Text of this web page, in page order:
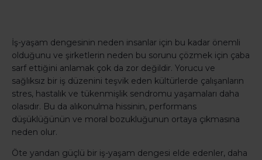
İş-yaşam dengesinin neden insanlar için bu kadar önemli
olduğunu ve şirketlerin neden bu sorunu çözmek için çaba
sarf ettiğini anlamak çok da zor değildir. Yorucu ve
sağlıksız bir iş düzenini teşvik eden kültürlerde çalışanların
stres, hastalık ve tükenmişlik sendromu yaşamaları daha
olasıdır. Bu da alıkonulma hissinin, performans
düşüklüğünün ve moral bozukluğunun ortaya çıkmasına
neden olur.
Öte yandan güçlü bir iş-yaşam dengesi elde edenler, daha